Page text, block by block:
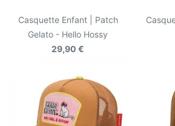
Casquette Enfant | Patch
Gelato - Hello Hossy
29,90 €